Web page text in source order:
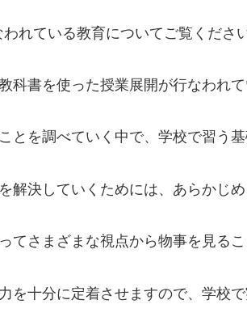
れている教育についてご覧くださ
書を使った授業展開が行なわれて
とを調べていく中で、学校で習う
解決していくためには、あらかじ
さまざまな視点から物事を見るこ
十分に定着させますので、学校